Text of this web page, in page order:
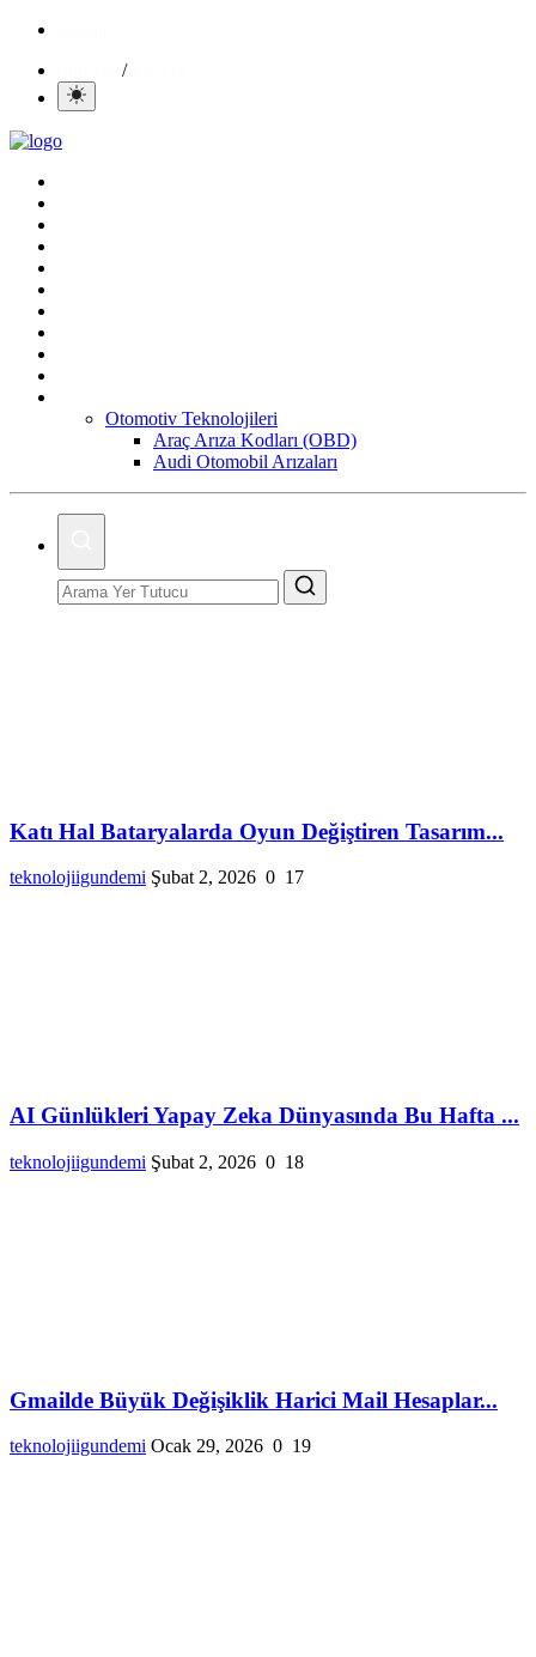
/
Otomotiv Teknolojileri
Araç Arıza Kodları (OBD)
Audi Otomobil Arızaları
Katı Hal Bataryalarda Oyun Değiştiren Tasarım...
teknolojiigundemi Şubat 2, 2026 0 17
AI Günlükleri Yapay Zeka Dünyasında Bu Hafta ...
teknolojiigundemi Şubat 2, 2026 0 18
Gmailde Büyük Değişiklik Harici Mail Hesaplar...
teknolojiigundemi Ocak 29, 2026 0 19